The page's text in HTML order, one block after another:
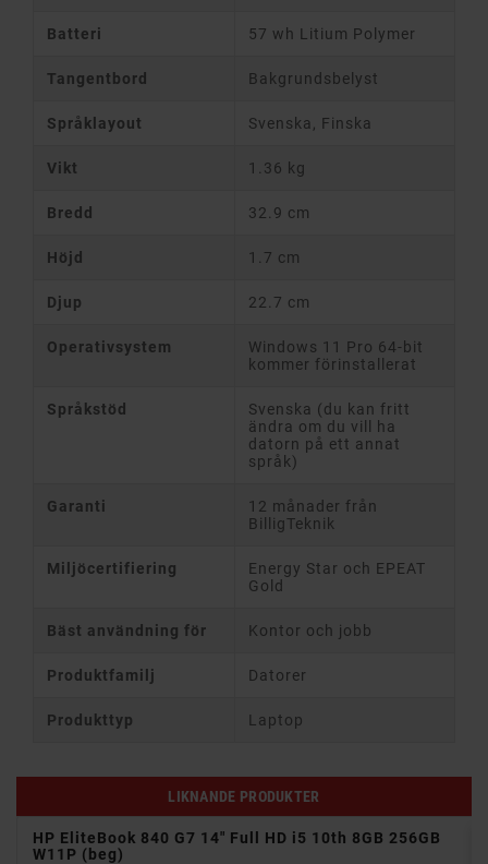
Batteri 57 wh Litium Polymer
Tangentbord Bakgrundsbelyst
Språklayout Svenska, Finska
Vikt 1.36 kg
Bredd 32.9 cm
Höjd 1.7 cm
Djup 22.7 cm
Operativsystem
Windows 11 Pro 64-bit
kommer förinstallerat
Språkstöd
Svenska (du kan fritt
ändra om du vill ha
datorn på ett annat
språk)
Garanti
12 månader från
BilligTeknik
Miljöcertifiering
Energy Star och EPEAT
Gold
Bäst användning för Kontor och jobb
Produktfamilj Datorer
Produkttyp Laptop
LIKNANDE PRODUKTER
HP EliteBook 840 G7 14" Full HD i5 10th 8GB 256GB
W11P (beg)